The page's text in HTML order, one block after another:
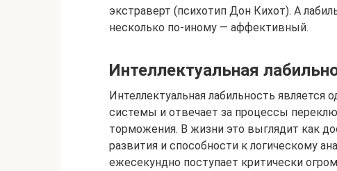
экстраверт (психотип Дон Кихот). А
несколько по-иному — аффективный.
Интеллектуальная
Интеллектуальная лабильность
системы и отвечает за процессы
торможения. В жизни это выглядит как
развития и способности к логическому
ежесекундно поступает критически